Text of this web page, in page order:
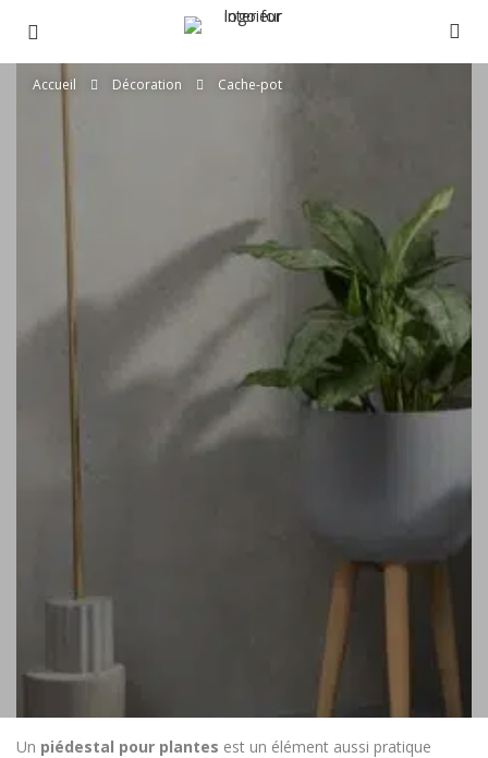
Accueil Décoration Cache-pot
Un piédestal pour plantes est un élément aussi pratique